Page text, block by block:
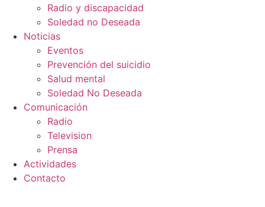
Radio y discapacidad
Soledad no Deseada
Noticias
Eventos
Prevención del suicidio
Salud mental
Soledad No Deseada
Comunicación
Radio
Television
Prensa
Actividades
Contacto